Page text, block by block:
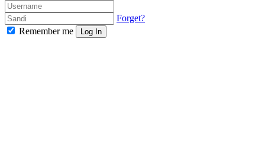
Forget?
Remember me
Log In